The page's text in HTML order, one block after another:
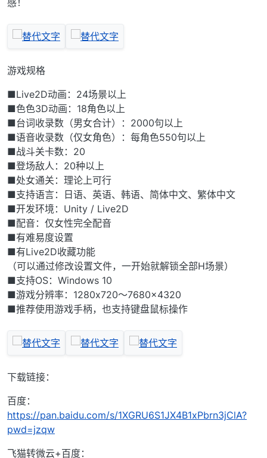
游戏规格
■Live2D动画：24场景以上
■色色3D动画：18角色以上
■台词收录数（男女合计）：2000句以上
■语音收录数（仅女角色）：每角色550句以上
■战斗关卡数：20
■登场敌人：20种以上
■处女通关：理论上可行
■支持语言：日语、英语、韩语、简体中文、繁体中文
■开发环境：Unity / Live2D
■配音：仅女性完全配音
■有难易度设置
■有Live2D收藏功能
（可以通过修改设置文件，一开始就解锁全部H场景）
■支持OS：Windows 10
■游戏分辨率：1280x720～7680x4320
■推荐使用游戏手柄，也支持键盘鼠标操作
下载链接：
百度：
https://pan.baidu.com/s/1XGRU6S1JX4B1xPbrn3jClA?
pwd=jzqw
飞猫转微云+百度：